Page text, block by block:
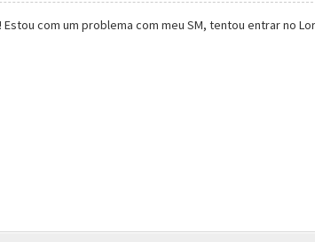
Estou com um problema com meu SM, tentou entrar no